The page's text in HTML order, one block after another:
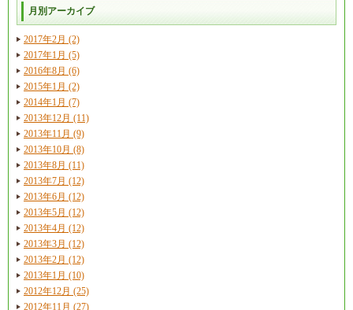
月別アーカイブ
2017年2月 (2)
2017年1月 (5)
2016年8月 (6)
2015年1月 (2)
2014年1月 (7)
2013年12月 (11)
2013年11月 (9)
2013年10月 (8)
2013年8月 (11)
2013年7月 (12)
2013年6月 (12)
2013年5月 (12)
2013年4月 (12)
2013年3月 (12)
2013年2月 (12)
2013年1月 (10)
2012年12月 (25)
2012年11月 (27)